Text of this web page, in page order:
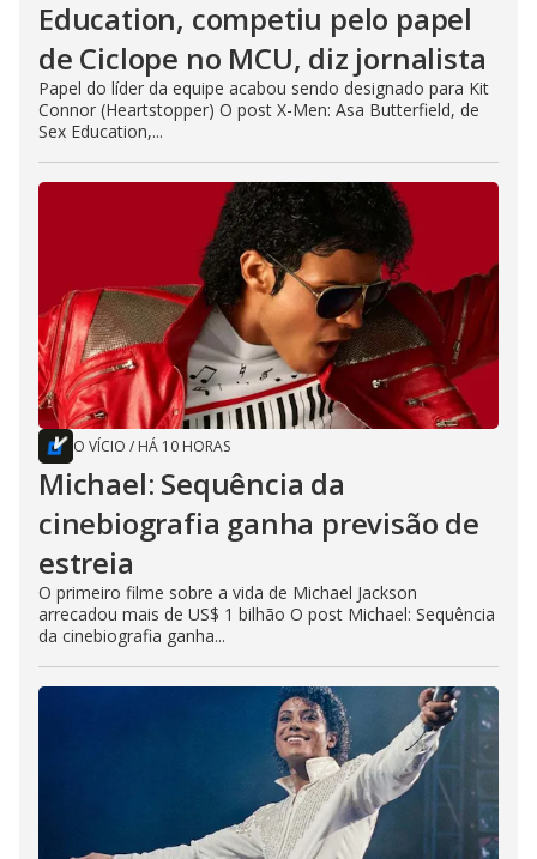
Education, competiu pelo papel
de Ciclope no MCU, diz jornalista
Papel do líder da equipe acabou sendo designado para Kit
Connor (Heartstopper) O post X-Men: Asa Butterfield, de
Sex Education,...
O VÍCIO / HÁ 10 HORAS
Michael: Sequência da
cinebiografia ganha previsão de
estreia
O primeiro filme sobre a vida de Michael Jackson
arrecadou mais de US$ 1 bilhão O post Michael: Sequência
da cinebiografia ganha...